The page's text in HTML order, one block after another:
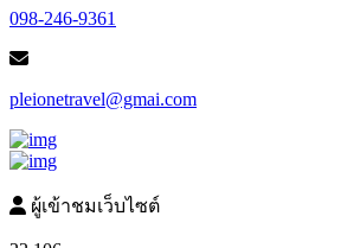
098-246-9361
pleionetravel@gmai.com
ผู้เข้าชมเว็บไซต์